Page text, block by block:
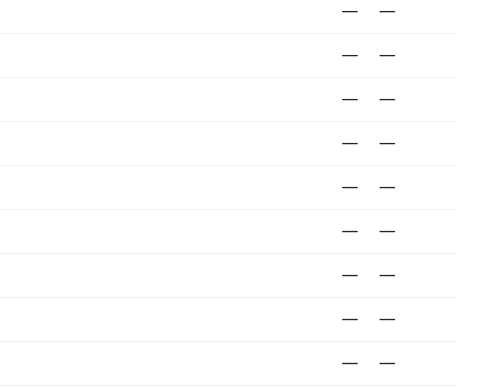
— —
— —
— —
— —
— —
— —
— —
— —
— —